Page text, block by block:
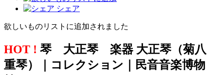
シェア
欲しいものリストに追加されました
HOT ! 琴 大正琴 楽器 大正琴（菊八
重琴）｜コレクション｜民音音楽博物